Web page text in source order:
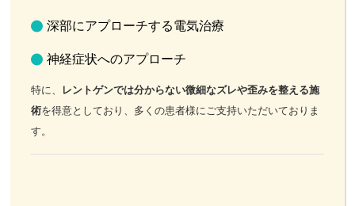
深部にアプローチする電気治療
神経症状へのアプローチ
特に、
レントゲンでは分からない微細なズレや歪みを整える施
術を得意としており、多くの患者様にご支持いただいておりま
す。